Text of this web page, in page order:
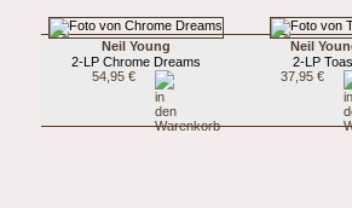
Neil Young
2-LP Chrome Dreams
54,95 €
Neil
2-LP
37,95 €